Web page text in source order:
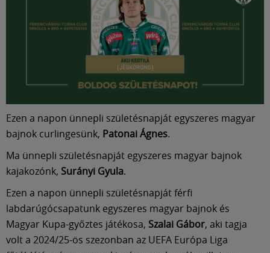
Ezen a napon ünnepli születésnapját egyszeres magyar
bajnok curlingesünk, Patonai Ágnes.
Ma ünnepli születésnapját egyszeres magyar bajnok
kajakozónk, Surányi Gyula.
Ezen a napon ünnepli születésnapját férfi
labdarúgócsapatunk egyszeres magyar bajnok és
Magyar Kupa-győztes játékosa, Szalai Gábor, aki tagja
volt a 2024/25-ös szezonban az UEFA Európa Liga
English